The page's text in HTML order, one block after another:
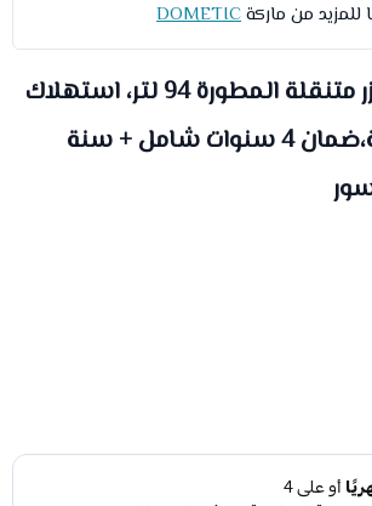
من ماركةDOMETIC
ثلاجة سيارة فريزر متنقلة المطورة 94 لتر، استهلاك
منخفض للطاقة،ضمان 4 سنوات شامل + سنة